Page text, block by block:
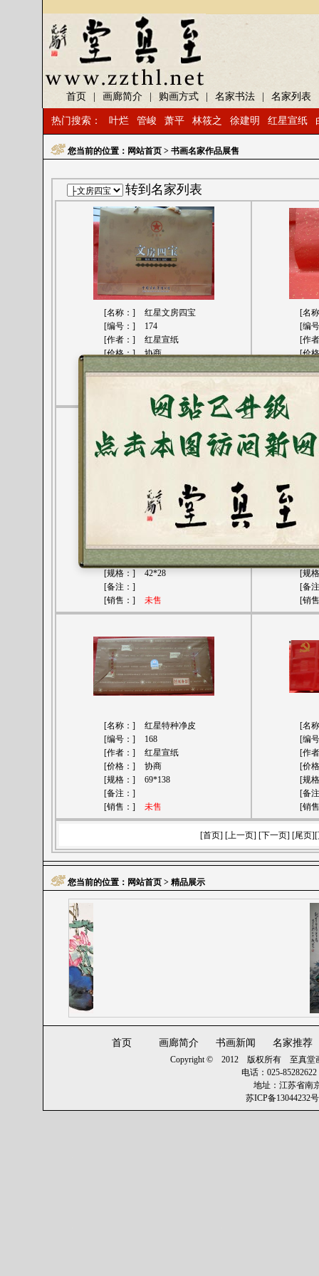
首页 画廊简介 购画方式 名家书法 名家列表
热门搜索： 叶烂 管峻 萧平 林筱之 徐建明 红星宣纸
您当前的位置： 网站首页 > 书画名家作品展售
转到名家列表
[名称：]
红星文房四宝
[编号：]
174
[作者：]
红星宣纸
[价格：]
协商
[规格：]
[名
[编
[作
[价
[规
红星册页
[作者：]
红星宣纸
[价格：]
协商
[规格：]
42*28
[备注：]
[销售：]
未售
[作
[价
[规
[备
[销
[名称：]
红星特种净皮
[编号：]
168
[作者：]
红星宣纸
[价格：]
协商
[规格：]
69*138
[备注：]
[销售：]
未售
[名
[编
[作
[价
[规
[备
[销
[首页] [上一页] [下一页] [尾页][
您当前的位置： 网站首页 > 精品展示
首页 画廊简介 书画新闻 名家推荐
Copyright © 2012 版权所有 至真堂
电话：025-
地址：江苏省南
苏ICP备13044232